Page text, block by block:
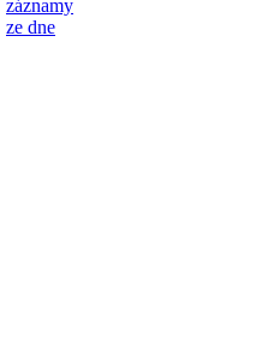
záznamy
ze dne